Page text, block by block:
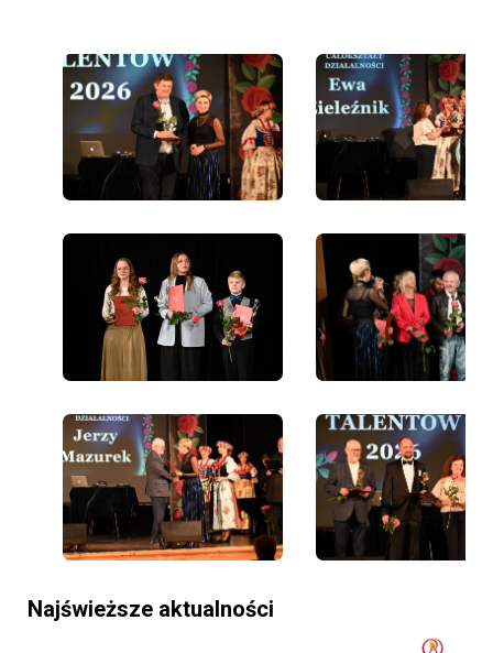
Najświeższe aktualności